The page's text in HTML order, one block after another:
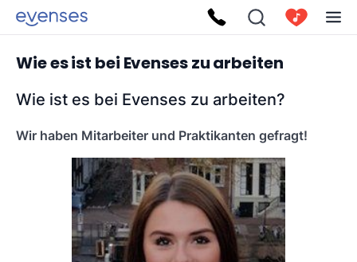
Wie es ist bei Evenses zu arbeiten
Wie ist es bei Evenses zu arbeiten?
Wir haben Mitarbeiter und Praktikanten gefragt!